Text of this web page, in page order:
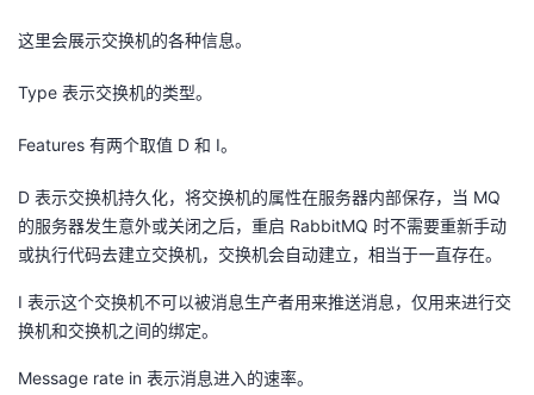
这里会展示交换机的各种信息。
Type 表示交换机的类型。
Features 有两个取值 D 和 I。
D 表示交换机持久化，将交换机的属性在服务器内部保存，当 MQ
的服务器发生意外或关闭之后，重启 RabbitMQ 时不需要重新手动
或执行代码去建立交换机，交换机会自动建立，相当于一直存在。
I 表示这个交换机不可以被消息生产者用来推送消息，仅用来进行交
换机和交换机之间的绑定。
Message rate in 表示消息进入的速率。